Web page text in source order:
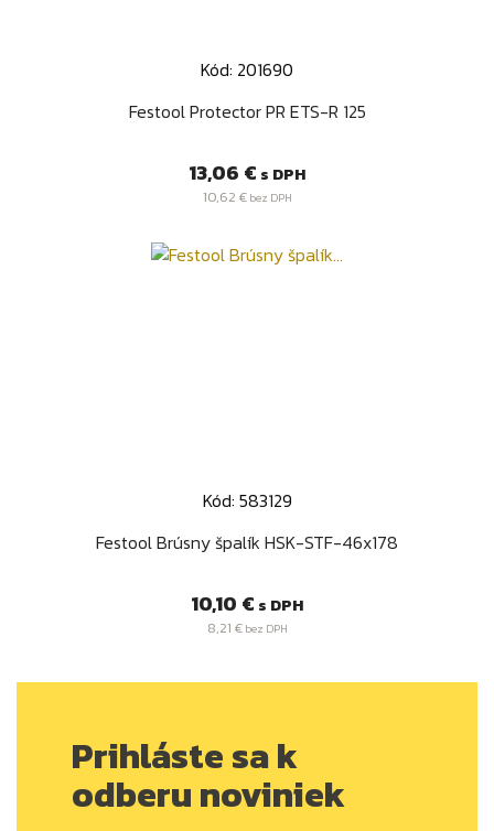
Kód: 201690
Festool Protector PR ETS-R 125
Cena
13,06 € s DPH
10,62 €bez DPH
Kód: 583129
Festool Brúsny špalík HSK-STF-46x178
Cena
10,10 € s DPH
8,21 €bez DPH
Prihláste sa k
odberu noviniek